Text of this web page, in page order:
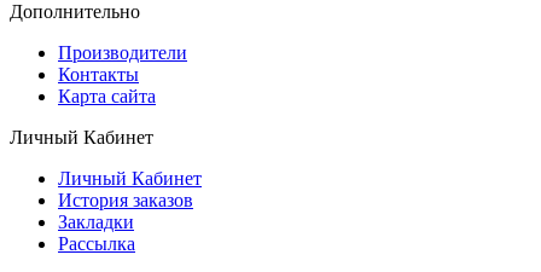
Дополнительно
Производители
Контакты
Карта сайта
Личный Кабинет
Личный Кабинет
История заказов
Закладки
Рассылка